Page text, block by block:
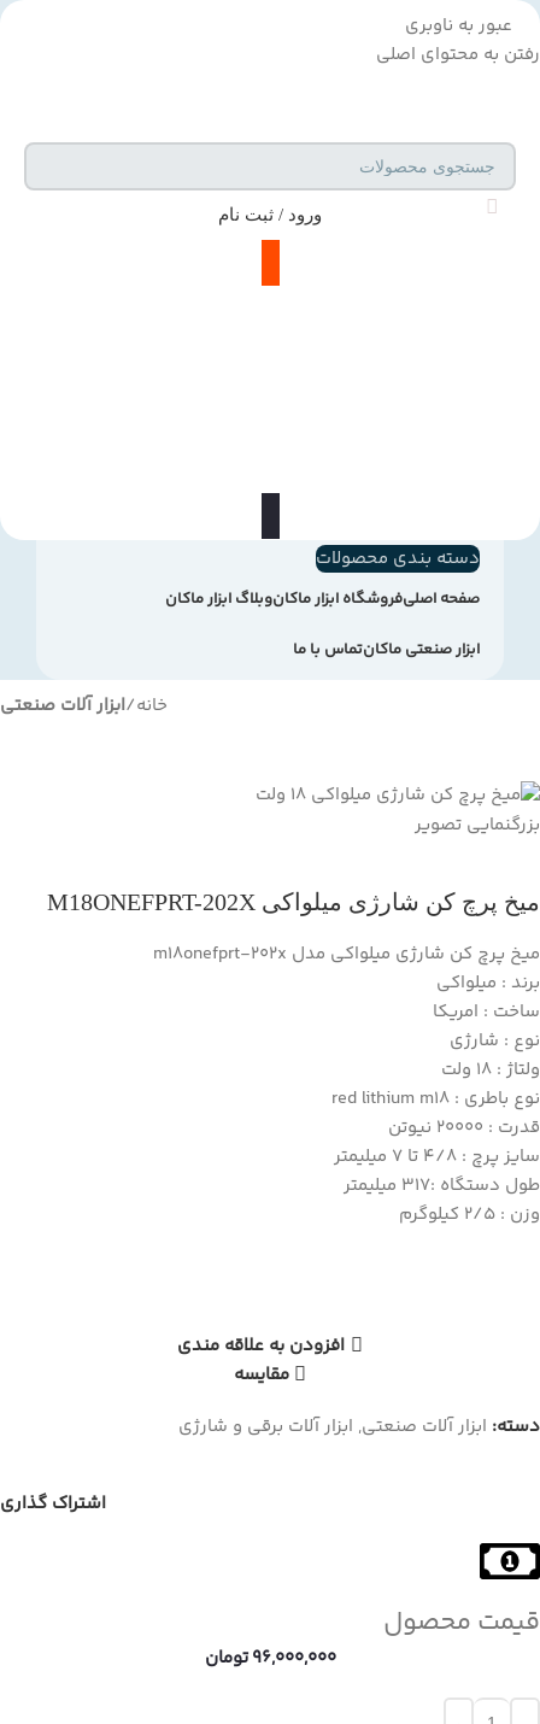
عبور به ناوبری
رفتن به محتوای اصلی
ورود / ثبت نام
دسته بندی محصولات
صفحه اصلیفروشگاه ابزار ماکانوبلاگ ابزار ماکان
ابزار صنعتی ماکانتماس با ما
خانه ابزار آلات صنعتی
بزرگنمایی تصویر
میخ پرچ کن شارژی میلواکی M18ONEFPRT-202X
میخ پرچ کن شارژی میلواکی مدل m18onefprt-202x
برند : میلواکی
ساخت : امریکا
نوع : شارژی
ولتاژ : 18 ولت
نوع باطری : red lithium m18
قدرت : 20000 نیوتن
سایز پرچ : 4/8 تا 7 میلیمتر
طول دستگاه :317 میلیمتر
وزن : 2/5 کیلوگرم
افزودن به علاقه مندی
مقایسه
دسته: ابزار آلات صنعتی, ابزار آلات برقی و شارژی
اشتراک گذاری
قیمت محصول
96,000,000تومان